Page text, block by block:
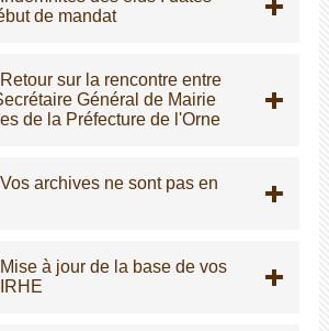
de mandat
Retour sur la rencontre entre
Général de Mairie
de la Préfecture de l'Orne
Vos archives ne sont pas en
Mise à jour de la base de vos